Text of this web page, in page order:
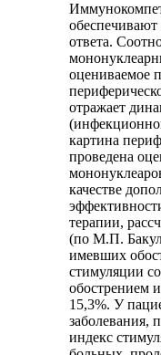
ответа.
оцениваемое
отражает
картина
проведена
качестве
терапии,
(по М.П.
имевших
стимуляции
обострением
15,3%. У
заболевания,
индекс